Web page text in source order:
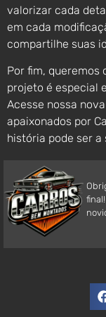
valorizar cada
em cada
compartilhe suas
Por fim, queremos
projeto é especial
Acesse nossa
apaixonados por
história pode ser a